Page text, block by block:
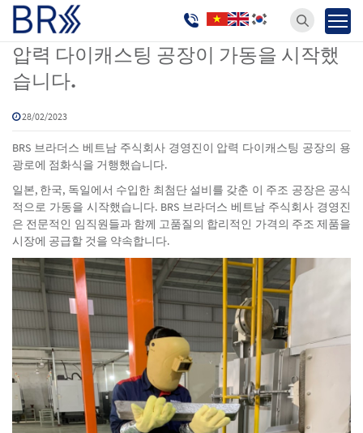
Trang chủ 소식
압력 다이캐스팅 공장이 가동을 시작했
습니다.
28/02/2023
BRS 브라더스 베트남 주식회사 경영진이 압력 다이캐스팅 공장의 용
광로에 점화식을 거행했습니다.
일본, 한국, 독일에서 수입한 최첨단 설비를 갖춘 이 주조 공장은 공식
적으로 가동을 시작했습니다. BRS 브라더스 베트남 주식회사 경영진
은 전문적인 임직원들과 함께 고품질의 합리적인 가격의 주조 제품을
시장에 공급할 것을 약속합니다.